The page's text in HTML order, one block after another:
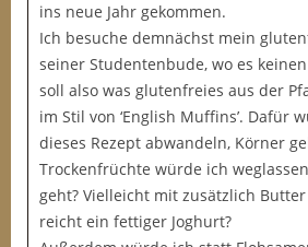
ins neue Jahr gekommen.
Ich besuche demnächst mein
seiner Studentenbude, wo es
soll also was glutenfreies aus der
im Stil von ‘English Muffins’. Dafür
dieses Rezept abwandeln, Körner
Trockenfrüchte würde ich
geht? Vielleicht mit zusätzlich
reicht ein fettiger Joghurt?